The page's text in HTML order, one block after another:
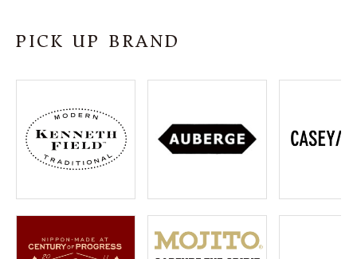
プライバシーポリシー
特定商取引法について
お問い合わせ
OFFICIAL WEB SITE
PICK UP BRAND